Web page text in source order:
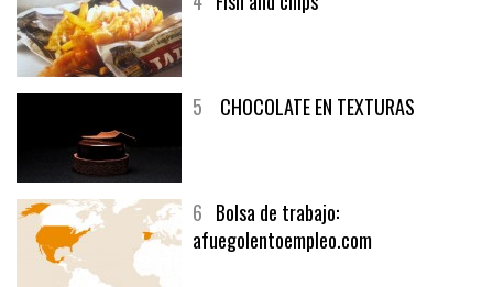
6Bolsa de trabajo: